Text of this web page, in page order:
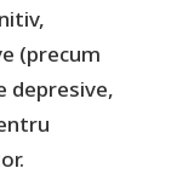
(precum
depresive,